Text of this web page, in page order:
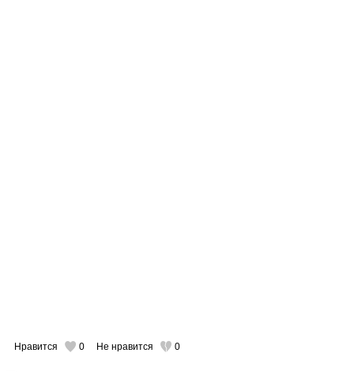
Нравится 0 Не нравится 0